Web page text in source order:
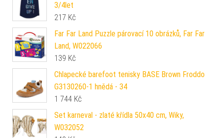
3/4let
217 Kč
Far Far Land Puzzle párovací 10 obrázků, Far Far
Land, W022066
139 Kč
Chlapecké barefoot tenisky BASE Brown Froddo
G3130260-1 hnědá - 34
1 744 Kč
Set karneval - zlaté křídla 50x40 cm, Wiky,
W032052